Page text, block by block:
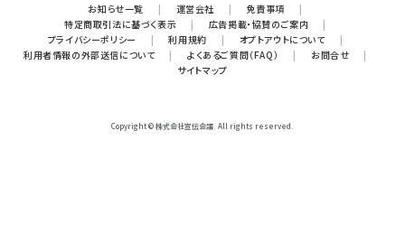
お知らせ一覧 | 運営会社 | 免責事項
|
特定商取引法に基づく表示
| 広告掲載・協賛のご案内
|
プライバシーポリシー
| 利用規約 | オプトアウトについて
|
利用者情報の外部送信について
| よくあるご質問（FAQ） | お問合せ
|
サイトマップ
Copyright © 株式会社宣伝会議. All rights reserved.